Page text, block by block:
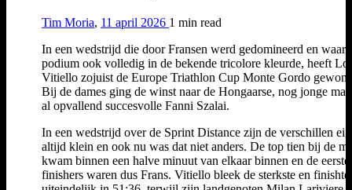
Tim Moria, 11 april 2026 1 min read
In een wedstrijd die door Fransen werd gedomineerd en waar
podium ook volledig in de bekende tricolore kleurde, heeft
Vitiello zojuist de Europe Triathlon Cup Monte Gordo
Bij de dames ging de winst naar de Hongaarse, nog jonge
al opvallend succesvolle Fanni Szalai.
In een wedstrijd over de Sprint Distance zijn de verschillen
altijd klein en ook nu was dat niet anders. De top tien bij de
kwam binnen een halve minuut van elkaar binnen en de
finishers waren dus Frans. Vitiello bleek de sterkste en finishte